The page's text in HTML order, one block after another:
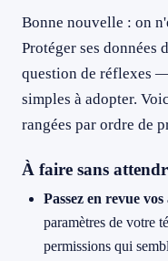
Bonne nouvelle : on
Protéger ses données
question de réflexes
simples à adopter.
rangées par ordre de
À faire sans
Passez en revue
paramètres de votre
permissions qui